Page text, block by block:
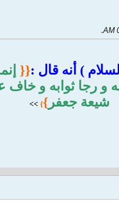
.
) أنه قال :{{
رجا ثوابه و خاف
شيعة جعفر }
}
>
>